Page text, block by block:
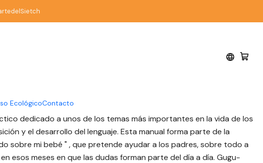
EcológicoContacto
- LAROUSSE
- Marcel Rufo,
Schilte - LAROUSSE
dedicado a unos de los temas más importantes en la vida de los
y el desarrollo del lenguaje. Esta manual forma parte de la
sobre mi bebé " , que pretende ayudar a los padres, sobre todo a
esos meses en que las dudas forman parte del día a día. Gugu-